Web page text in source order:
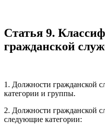
Статья 9.
гражданской
1. Должности гражданской
категории и группы.
2. Должности гражданской
следующие категории: